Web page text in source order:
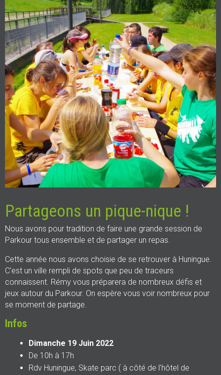
Partageons un pique-nique !
Nous avons pour tradition de faire une grande session de
Parkour tous ensemble et de partager un repas.
Cette année nous avons choisie de se retrouver à Huningue.
C’est un ville rempli de spots que peu de traceurs
connaissent. Rémy vous préparera de nombreux défis et
jeux autour du Parkour. On espère vous voir nombreux pour
se moment de partage.
Infos
Dimanche 19 Juin 2022
De 10h à 17h
Rdv Huningue, Skate parc ( à côté de l’hôtel de